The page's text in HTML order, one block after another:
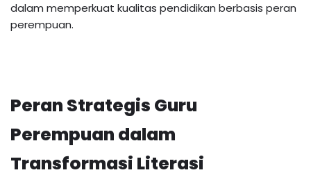
dalam memperkuat kualitas pendidikan berbasis peran
perempuan.
Peran Strategis Guru
Perempuan dalam
Transformasi Literasi